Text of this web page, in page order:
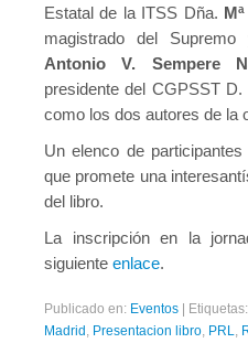
Estatal de la ITSS Dña.
magistrado del
Antonio V. Sempere
presidente del CGPSST D.
como los dos autores de la
Un elenco de
que promete una
del libro.
La inscripción en la
siguiente enlace.
Publicado en: Eventos | Etiquetas:
Madrid, Presentacion libro, PRL,